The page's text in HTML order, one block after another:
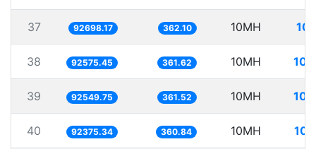
37 92698.17 362.10 10MH
38 92575.45 361.62 10MH
39 92549.75 361.52 10MH
40 92375.34 360.84 10MH